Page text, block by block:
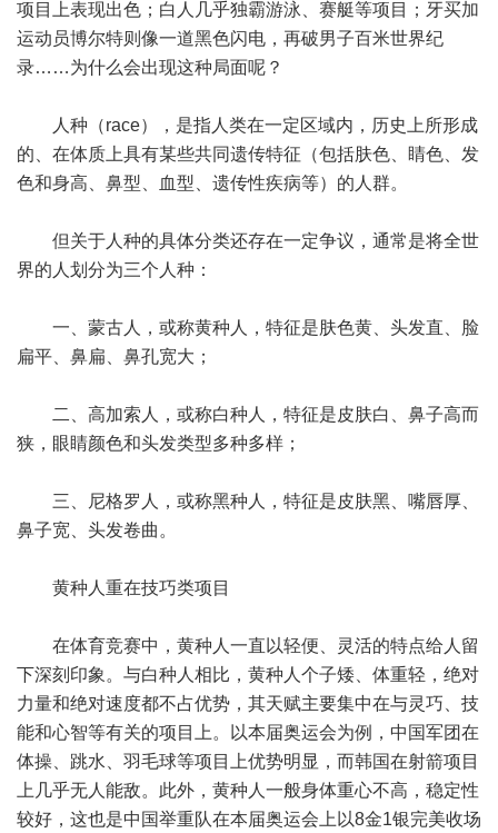
项目上表现出色；白人几乎独霸游泳、赛艇等项目；牙买加
运动员博尔特则像一道黑色闪电，再破男子百米世界纪
录……为什么会出现这种局面呢？
人种（race），是指人类在一定区域内，历史上所形成
的、在体质上具有某些共同遗传特征（包括肤色、睛色、发
色和身高、鼻型、血型、遗传性疾病等）的人群。
但关于人种的具体分类还存在一定争议，通常是将全世
界的人划分为三个人种：
一、蒙古人，或称黄种人，特征是肤色黄、头发直、脸
扁平、鼻扁、鼻孔宽大；
二、高加索人，或称白种人，特征是皮肤白、鼻子高而
狭，眼睛颜色和头发类型多种多样；
三、尼格罗人，或称黑种人，特征是皮肤黑、嘴唇厚、
鼻子宽、头发卷曲。
黄种人重在技巧类项目
在体育竞赛中，黄种人一直以轻便、灵活的特点给人留
下深刻印象。与白种人相比，黄种人个子矮、体重轻，绝对
力量和绝对速度都不占优势，其天赋主要集中在与灵巧、技
能和心智等有关的项目上。以本届奥运会为例，中国军团在
体操、跳水、羽毛球等项目上优势明显，而韩国在射箭项目
上几乎无人能敌。此外，黄种人一般身体重心不高，稳定性
较好，这也是中国举重队在本届奥运会上以8金1银完美收场